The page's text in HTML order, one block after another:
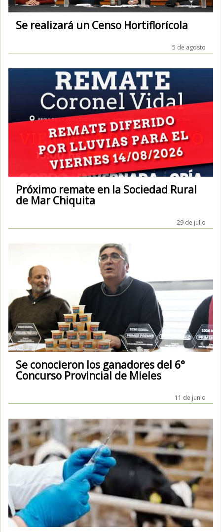
Se realizará un Censo Hortiflorícola
5 de agosto
Próximo remate en la Sociedad Rural
de Mar Chiquita
29 de julio
Se conocieron los ganadores del 6°
Concurso Provincial de Mieles
11 de junio